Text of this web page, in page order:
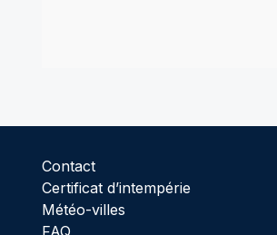
Contact
Certificat d’intempérie
Météo-villes
FAQ